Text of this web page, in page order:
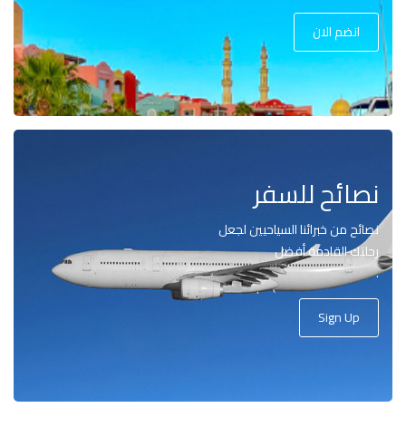
انضم الان
نصائح للسفر
نصائح من خبرائنا السياحيين لجعل
رحلتك القادمة أفضل
.
Sign Up